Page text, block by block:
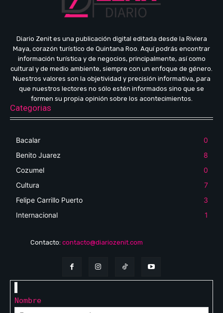
Diario Zenit es una publicación digital editada desde la Riviera
Maya, corazón turístico de Quintana Roo. Aquí podrás encontrar
información turística y de negocios, principalmente, así como
cultural y de medio ambiente, siempre con un enfoque de género.
Nuestros valores son la objetividad y precisión informativa, para
que nuestros lectores no sólo estén informados sino que se
formen su propia opinión sobre los acontecimientos.
Categorias
Bacalar
0
Benito Juarez
8
Cozumel
0
Cultura
7
Felipe Carrillo Puerto
3
Internacional
1
Contacto: contacto@diariozenit.com
Nombre